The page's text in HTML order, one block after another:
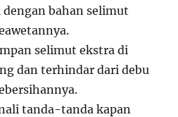
dengan bahan selimut
selimut ekstra di
dan terhindar dari debu
tanda-tanda kapan